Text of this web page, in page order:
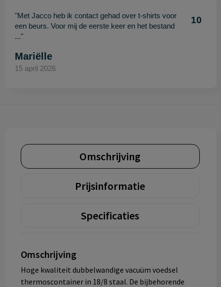
"Met Jacco heb ik contact gehad over t-shirts voor
een beurs. Voor mij de eerste keer en het bestand
..."
10
Mariëlle
15 april 2026
Omschrijving
Prijsinformatie
Specificaties
Omschrijving
Hoge kwaliteit dubbelwandige vacuüm voedsel
thermoscontainer in 18/8 staal. De bijbehorende